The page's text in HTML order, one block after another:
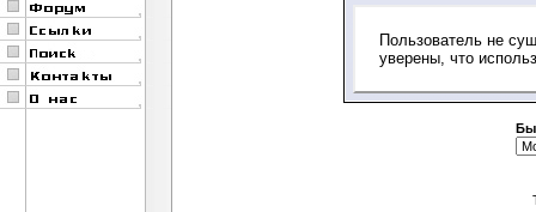
Пользователь не
уверены, что